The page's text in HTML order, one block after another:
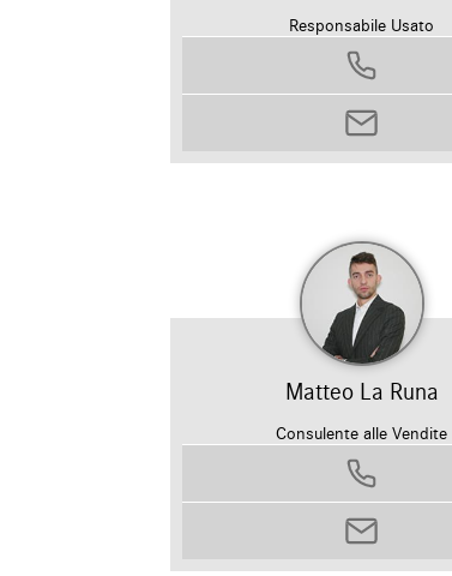
Responsabile Usato
0458799311
lorenzo.mailli@autosilver.it
Matteo La Runa
Consulente alle Vendite
0458799311
matteo.laruna@autosilver.it